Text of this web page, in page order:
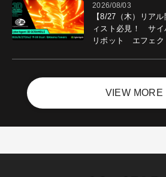
2026/08/03
【8/27（木）リア
ィスト必見！ サイ
リボット エフェク
VIEW MORE